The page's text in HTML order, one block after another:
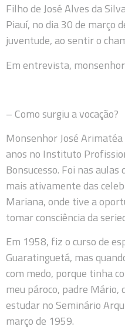
Filho de José Alves da
Piauí, no dia 30 de março
juventude, ao sentir o
Em entrevista,
– Como surgiu a vocação?
Monsenhor José
anos no Instituto
Bonsucesso. Foi nas
mais ativamente das
Mariana, onde tive a
tomar consciência da
Em 1958, fiz o curso de
Guaratinguetá, mas
com medo, porque tinha
meu pároco, padre Mário,
estudar no Seminário
março de 1959.